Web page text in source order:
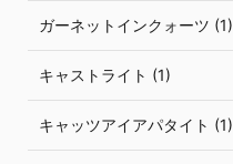
ガーネットインクォーツ (1)
キャストライト (1)
キャッツアイアパタイト (1)